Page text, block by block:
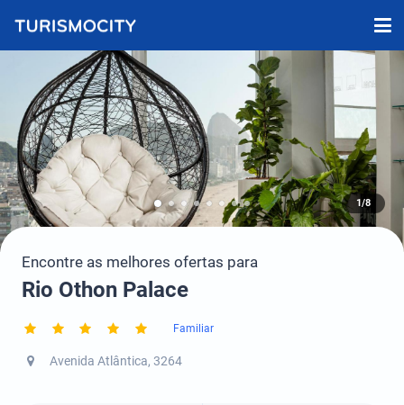
1/8
Encontre as melhores ofertas para
Rio Othon Palace
Familiar
Avenida Atlântica, 3264